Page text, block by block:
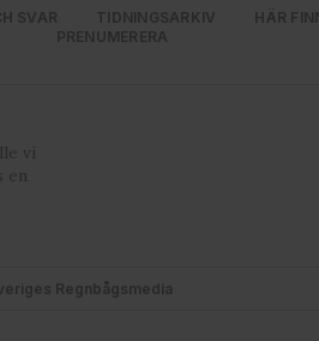
SVAR TIDNINGSARKIV HÄR
PRENUMERERA
vi
en
Regnbågsmedia